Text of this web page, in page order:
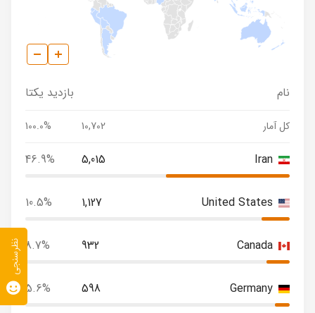
نام بازدید یکتا
کل آمار 10,702
100.0%
Iran
5,015
46.9%
United States
1,127
10.5%
Canada
932
8.7%
Germany
598
5.6%
نظرسنجی